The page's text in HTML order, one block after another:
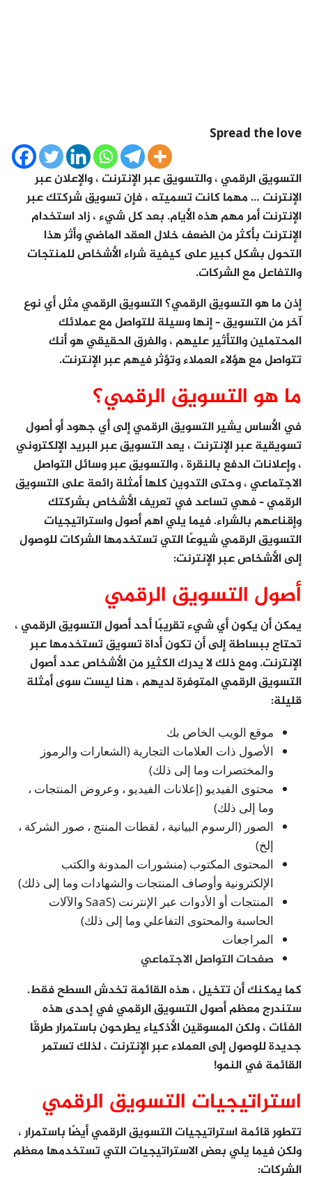
Spread the love
التسويق الرقمي ، والتسويق عبر الإنترنت ، والإعلان عبر
الإنترنت … مهما كانت تسميته ، فإن تسويق شركتك عبر
الإنترنت أمر مهم هذه الأيام. بعد كل شيء ، زاد استخدام
الإنترنت بأكثر من الضعف خلال العقد الماضي وأثر هذا
التحول بشكل كبير على كيفية شراء الأشخاص للمنتجات
والتفاعل مع الشركات.
إذن ما هو التسويق الرقمي؟ التسويق الرقمي مثل أي نوع
آخر من التسويق – إنها وسيلة للتواصل مع عملائك
المحتملين والتأثير عليهم ، والفرق الحقيقي هو أنك
تتواصل مع هؤلاء العملاء وتؤثر فيهم عبر الإنترنت.
ما هو التسويق الرقمي؟
في الأساس يشير التسويق الرقمي إلى أي جهود أو أصول
تسويقية عبر الإنترنت ، يعد التسويق عبر البريد الإلكتروني
، وإعلانات الدفع بالنقرة ، والتسويق عبر وسائل التواصل
الاجتماعي ، وحتى التدوين كلها أمثلة رائعة على التسويق
الرقمي – فهي تساعد في تعريف الأشخاص بشركتك
وإقناعهم بالشراء. فيما يلي اهم أصول واستراتيجيات
التسويق الرقمي شيوعًا التي تستخدمها الشركات للوصول
إلى الأشخاص عبر الإنترنت:
أصول التسويق الرقمي
يمكن أن يكون أي شيء تقريبًا أحد أصول التسويق الرقمي ،
تحتاج ببساطة إلى أن تكون أداة تسويق تستخدمها عبر
الإنترنت. ومع ذلك لا يدرك الكثير من الأشخاص عدد أصول
التسويق الرقمي المتوفرة لديهم ، هنا ليست سوى أمثلة
قليلة:
موقع الويب الخاص بك
الأصول ذات العلامات التجارية (الشعارات والرموز
والمختصرات وما إلى ذلك)
محتوى الفيديو (إعلانات الفيديو ، وعروض المنتجات ،
وما إلى ذلك)
الصور (الرسوم البيانية ، لقطات المنتج ، صور الشركة ،
إلخ)
المحتوى المكتوب (منشورات المدونة والكتب
الإلكترونية وأوصاف المنتجات والشهادات وما إلى ذلك)
المنتجات أو الأدوات عبر الإنترنت (SaaS والآلات
الحاسبة والمحتوى التفاعلي وما إلى ذلك)
المراجعات
صفحات التواصل الاجتماعي
كما يمكنك أن تتخيل ، هذه القائمة تخدش السطح فقط.
ستندرج معظم أصول التسويق الرقمي في إحدى هذه
الفئات ، ولكن المسوقين الأذكياء يطرحون باستمرار طرقًا
جديدة للوصول إلى العملاء عبر الإنترنت ، لذلك تستمر
القائمة في النمو!
استراتيجيات التسويق الرقمي
تتطور قائمة استراتيجيات التسويق الرقمي أيضًا باستمرار ،
ولكن فيما يلي بعض الاستراتيجيات التي تستخدمها معظم
الشركات: